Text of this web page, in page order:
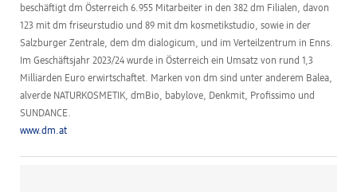
beschäftigt dm Österreich 6.955 Mitarbeiter in den 382 dm Filialen, davon
123 mit dm friseurstudio und 89 mit dm kosmetikstudio, sowie in der
Salzburger Zentrale, dem dm dialogicum, und im Verteilzentrum in Enns.
Im Geschäftsjahr 2023/24 wurde in Österreich ein Umsatz von rund 1,3
Milliarden Euro erwirtschaftet. Marken von dm sind unter anderem Balea,
alverde NATURKOSMETIK, dmBio, babylove, Denkmit, Profissimo und
SUNDANCE.
www.dm.at